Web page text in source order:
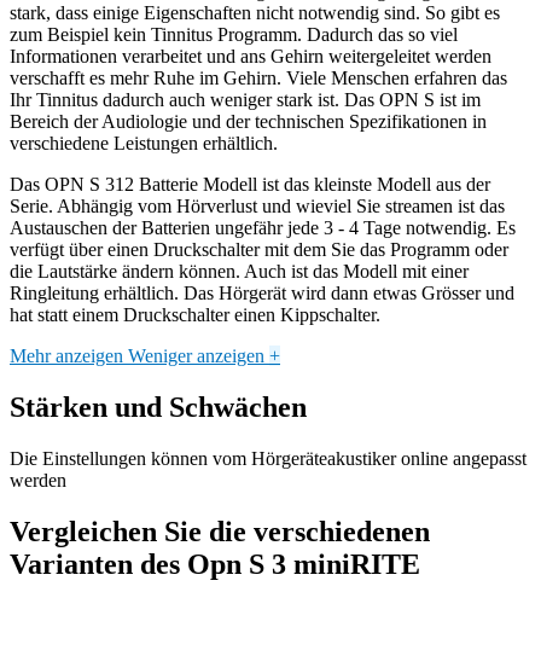
stark, dass einige Eigenschaften nicht notwendig sind. So gibt es
zum Beispiel kein Tinnitus Programm. Dadurch das so viel
Informationen verarbeitet und ans Gehirn weitergeleitet werden
verschafft es mehr Ruhe im Gehirn. Viele Menschen erfahren das
Ihr Tinnitus dadurch auch weniger stark ist. Das OPN S ist im
Bereich der Audiologie und der technischen Spezifikationen in
verschiedene Leistungen erhältlich.
Das OPN S 312 Batterie Modell ist das kleinste Modell aus der
Serie. Abhängig vom Hörverlust und wieviel Sie streamen ist das
Austauschen der Batterien ungefähr jede 3 - 4 Tage notwendig. Es
verfügt über einen Druckschalter mit dem Sie das Programm oder
die Lautstärke ändern können. Auch ist das Modell mit einer
Ringleitung erhältlich. Das Hörgerät wird dann etwas Grösser und
hat statt einem Druckschalter einen Kippschalter.
Mehr anzeigen Weniger anzeigen +
Stärken und Schwächen
Die Einstellungen können vom Hörgeräteakustiker online angepasst
werden
Vergleichen Sie die verschiedenen
Varianten des Opn S 3 miniRITE